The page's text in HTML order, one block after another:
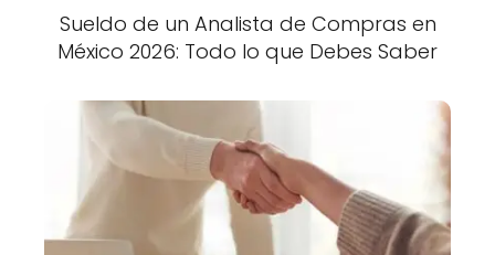
Sueldo de un Analista de Compras en
México 2026: Todo lo que Debes Saber